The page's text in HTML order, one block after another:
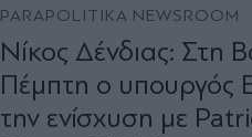
PARAPOLITIKA NEWSROOM
Νίκος Δένδιας: Στη
Πέμπτη ο υπουργός
την ενίσχυση με